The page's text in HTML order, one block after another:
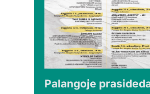
Palangoje